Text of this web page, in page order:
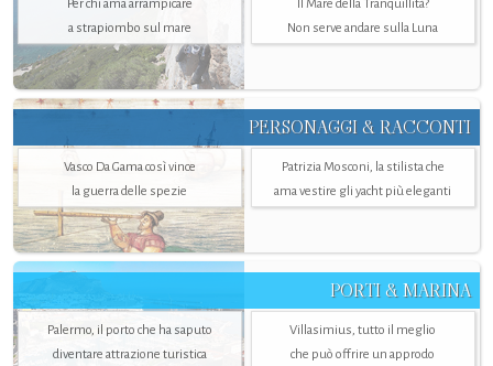
Per chi ama arrampicare
a strapiombo sul mare
Il Mare della Tranquillità?
Non serve andare sulla Luna
PERSONAGGI & RACCONTI
Vasco Da Gama così vince
la guerra delle spezie
Patrizia Mosconi, la stilista che
ama vestire gli yacht più eleganti
PORTI & MARINA
Palermo, il porto che ha saputo
diventare attrazione turistica
Villasimius, tutto il meglio
che può offrire un approdo